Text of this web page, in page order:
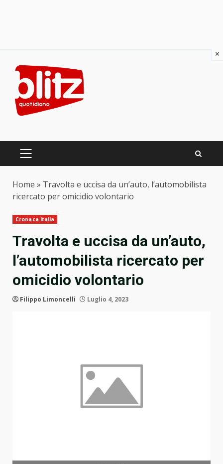
content
PRIMARY
Home » Travolta e uccisa da un’auto, l’automobilista
ricercato per omicidio volontario
Cronaca Italia
Travolta e uccisa da un’auto,
l’automobilista ricercato per
omicidio volontario
Filippo Limoncelli Luglio 4, 2023
×